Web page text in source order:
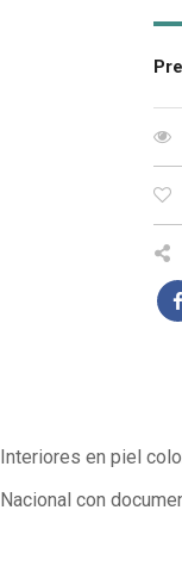
Interiores en piel
Nacional con